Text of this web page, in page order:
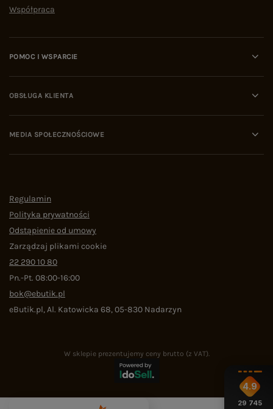
Współpraca
POMOC I WSPARCIE
OBSŁUGA KLIENTA
MEDIA SPOŁECZNOŚCIOWE
Regulamin
Polityka prywatności
Odstąpienie od umowy
Zarządzaj plikami cookie
22 290 10 80
Pn.-Pt. 08:00-16:00
bok@ebutik.pl
eButik.pl,Al. Katowicka 68,05-830 Nadarzyn
W sklepie prezentujemy ceny brutto (z VAT).
4.9
29 745